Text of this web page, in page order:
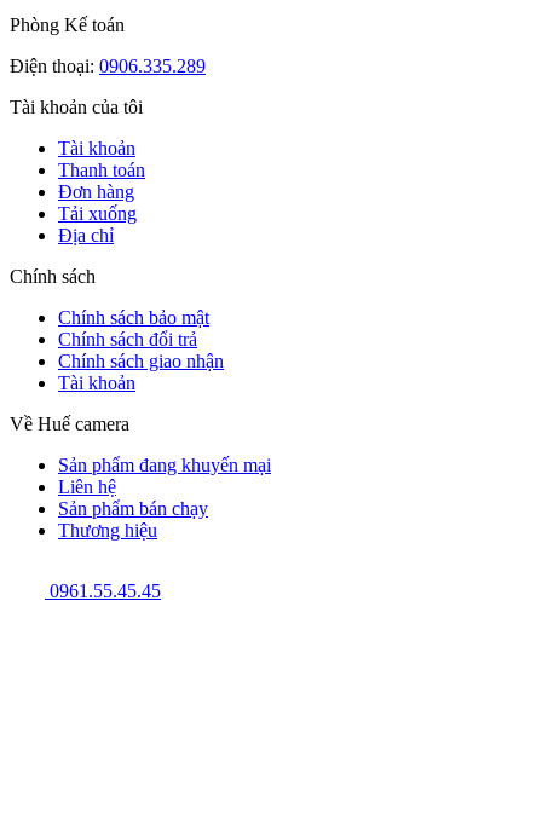
Phòng Kế toán
Điện thoại: 0906.335.289
Tài khoản của tôi
Tài khoản
Thanh toán
Đơn hàng
Tải xuống
Địa chỉ
Chính sách
Chính sách bảo mật
Chính sách đổi trả
Chính sách giao nhận
Tài khoản
Về Huế camera
Sản phẩm đang khuyến mại
Liên hệ
Sản phẩm bán chạy
Thương hiệu
0961.55.45.45